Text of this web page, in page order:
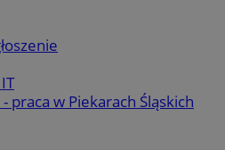
praca w Piekarach Śląskich